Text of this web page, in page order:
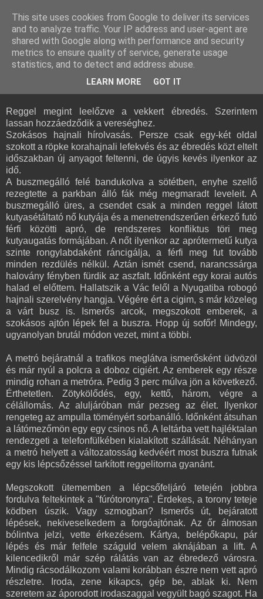
kesigomu - ケシゴム
Reggel megint leelőzve a vekkert ébredés. Szerintem
lassan hozzáedződik a vereséghez.
Szokásos hajnali hírolvasás. Persze csak egy-két oldal
szokott a röpke korahajnali lefekvés és az ébredés közt eltelt
időszakban új anyagot feltenni, de úgyis kevés ilyenkor az
idő.
A buszmegálló felé bandukolva a sötétben, enyhe szellő
rezegtette a parkban álló fák még megmaradt leveleit. A
buszmegálló üres, a csendet csak a minden reggel látott
kutyasétáltató nő kutyája és a menetrendszerűen érkező futó
férfi közötti apró, de rendszeres konfliktus töri meg
kutyaugatás formájában. A nőt ilyenkor az aprótermetű kutya
szinte rongylabdaként ráncigálja, a férfi meg fut tovább
minden rezdülés nélkül. Aztán ismét csend, narancssárga
halovány fényben fürdik az aszfalt. Időnként egy korai autós
halad el előttem. Hallatszik a Vác felől a Nyugatiba robogó
hajnali szerelvény hangja. Végére ért a cigim, s már közeleg
a várt busz is. Ismerős arcok, megszokott emberek, a
szokásos ajtón lépek fel a buszra. Hopp új sofőr! Mindegy,
ugyanolyan brutál módon vezet, mint a többi.
A metró bejáratnál a trafikos meglátva ismerősként üdvözöl
és már nyúl a polcra a doboz cigiért. Az emberek egy része
mindig rohan a metróra. Pedig 3 perc múlva jön a következő.
Érthetetlen. Zötykölődés, egy, kettő, három, végre a
célállomás. Az aluljáróban már pezseg az élet. Ilyenkor
rengeteg az ampulla töményért sorbanálló. Időnként átsuhan
a látómezőmön egy egy csinos nő. A leltárba vett hajléktalan
rendezgeti a telefonfülkében kialakított szállását. Néhányan
a metró helyett a változatosság kedvéért most buszra futnak
egy kis lépcsőzéssel tarkított reggelitorna gyanánt.
Megszokott ütememben a lépcsőfeljáró tetején jobbra
fordulva feltekintek a "fúrótoronyra". Érdekes, a torony teteje
ködben úszik. Vagy szmogban? Ismerős út, bejáratott
lépések, nekiveselkedem a forgóajtónak. Az őr álmosan
bólintva jelzi, vette érkezésem. Kártya, belépőkapu, pár
lépés és már felfele száguld velem aknájában a lift. A
kilencedikről már szép rálátás van az ébredező városra.
Mindig rácsodálkozom valami korábban észre nem vett apró
részletre. Iroda, zene kikapcs, gép be, ablak ki. Nem
szeretem az áporodott irodaszaggal vegyült bagó szagot. Ha
This site uses cookies from Google to deliver its services
and to analyze traffic. Your IP address and user-agent are
shared with Google along with performance and security
metrics to ensure quality of service, generate usage
statistics, and to detect and address abuse.
LEARN MORE GOT IT